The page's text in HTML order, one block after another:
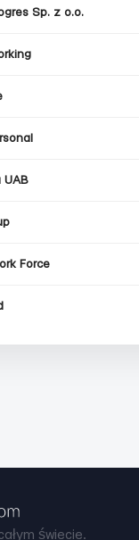
Sp. z o.o.
UAB
Force
świecie.